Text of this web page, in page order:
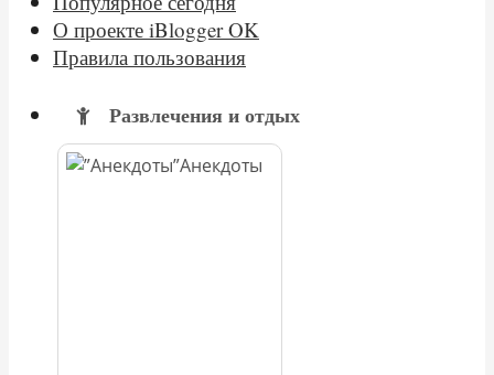
О проекте iBlogger OK
Правила пользования
Развлечения и отдых
Анекдоты